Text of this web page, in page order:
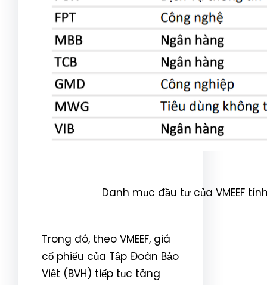
Danh mục đầu tư của VMEEF
Trong đó, theo VMEEF, giá
cổ phiếu của Tập Đoàn Bảo
Việt (BVH) tiếp tục tăng